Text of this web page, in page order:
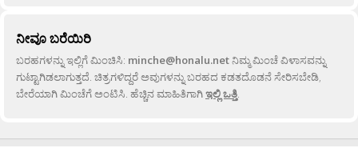
ನೀವೂ ಬರೆಯಿರಿ
ಬರಹಗಳನ್ನು ಇಲ್ಲಿಗೆ ಮಿಂಚಿಸಿ: minche@honalu.netನಿಮ್ಮ ಮಿಂಚೆ ವಿಳಾಸವನ್ನು
ಗುಟ್ಟಾಗಿಡಲಾಗುತ್ತದೆ. ಚಿತ್ರಗಳಿದ್ದರೆ ಅವುಗಳನ್ನು ಬರಹದ ಕಡತದೊಡನೆ ಸೇರಿಸಬೇಡಿ,
ಬೇರೆಯಾಗಿ ಮಿಂಚೆಗೆ ಅಂಟಿಸಿ. ಹೆಚ್ಚಿನ ಮಾಹಿತಿಗಾಗಿಇಲ್ಲಿ ಒತ್ತಿ.